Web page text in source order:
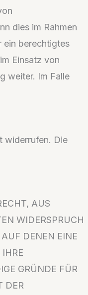
dies im Rahmen
ein berechtigtes
Einsatz von
weiter. Im Falle
widerrufen. Die
AUS
WIDERSPRUCH
DENEN EINE
GRÜNDE FÜR
DER